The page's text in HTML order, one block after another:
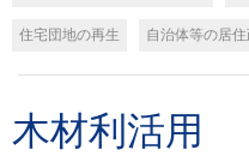
住宅団地の再生 自治体等の居
木材利活用